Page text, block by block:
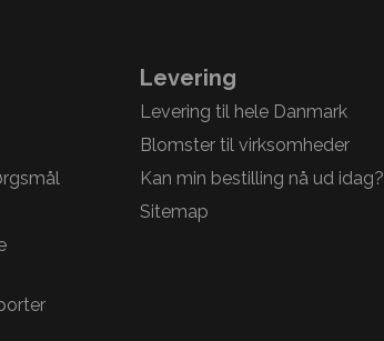
Levering
Levering til hele Danmark
Blomster til virksomheder
Kan min bestilling nå ud idag?
Sitemap